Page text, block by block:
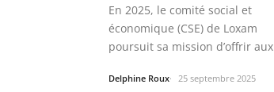
En 2025, le comité social et
économique (CSE) de Loxam
poursuit sa mission d’offrir aux
Delphine Roux 25 septembre 2025